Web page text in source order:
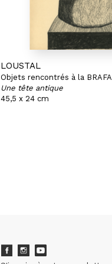
LOUSTAL
Objets rencontrés à la BRAFA
Une tête antique
45,5 x 24 cm